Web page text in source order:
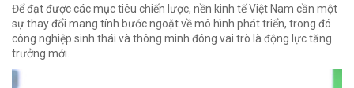
Để đạt được các mục tiêu chiến lược, nền kinh tế Việt Nam cần một
sự thay đổi mang tính bước ngoặt về mô hình phát triển, trong đó
công nghiệp sinh thái và thông minh đóng vai trò là động lực tăng
trưởng mới.